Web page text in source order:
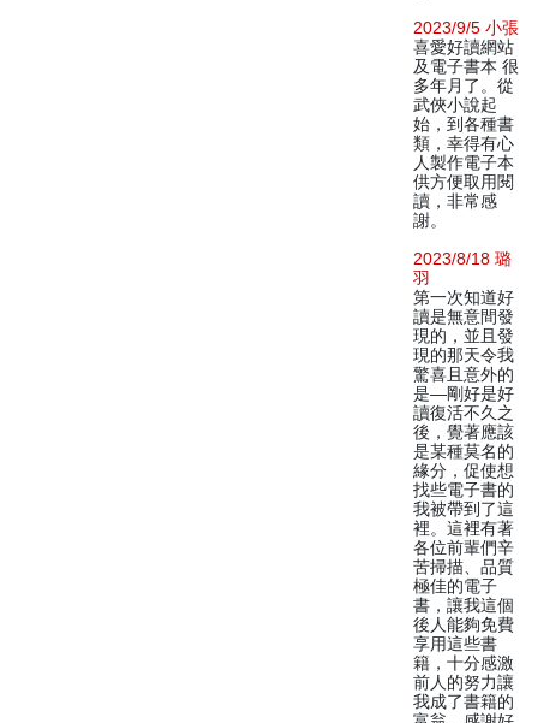
2023/9/5 小張
喜愛好讀網站
及電子書本 很
多年月了。從
武俠小說起
始，到各種書
類，幸得有心
人製作電子本
供方便取用閱
讀，非常感
謝。
2023/8/18 璐
羽
第一次知道好
讀是無意間發
現的，並且發
現的那天令我
驚喜且意外的
是—剛好是好
讀復活不久之
後，覺著應該
是某種莫名的
緣分，促使想
找些電子書的
我被帶到了這
裡。這裡有著
各位前輩們辛
苦掃描、品質
極佳的電子
書，讓我這個
後人能夠免費
享用這些書
籍，十分感激
前人的努力讓
我成了書籍的